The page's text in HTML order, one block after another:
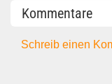
Kommentare
Schreib einen